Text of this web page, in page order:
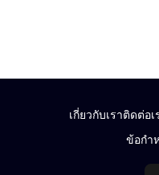
เกี่ยวกับเราติดต่อเ
ข้อกำ